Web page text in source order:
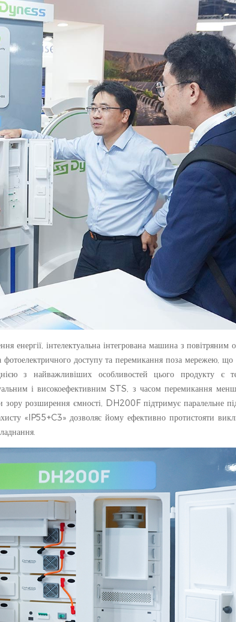
енергії, інтелектуальна інтегрована машина з повітряним
доступу та перемикання поза мережею, що
з найважливіших особливостей цього продукту
і високоефективним STS, з часом перемикання
розширення ємності, DH200F підтримує паралельне
«IP55+C3» дозволяє йому ефективно протистояти